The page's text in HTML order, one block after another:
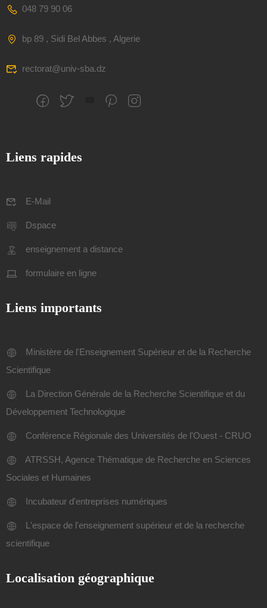
048 79 90 06
bp 89 , Sidi Bel Abbes , Algerie
rectorat@univ-sba.dz
Liens rapides
E-Mail
Dspace
enseignement a distance
formulaire en ligne
Liens importants
Ministère de l'Enseignement Supérieur et de la Recherche
Scientifique
La Direction Générale de la Recherche Scientifique et du
Développement Technologique
Conférence Régionale des Universités de l'Ouest - CRUO
ATRSSH, Agence Thématique de Recherche en Sciences
Sociales et Humaines
Incubateur d'entreprises numériques
L'espace de l'enseignement supérieur et de la recherche
scientifique
Localisation géographique